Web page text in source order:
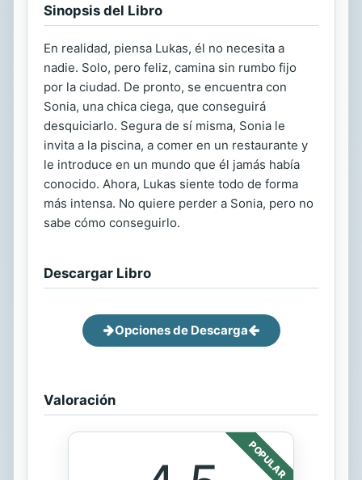
Sinopsis del Libro
En realidad, piensa Lukas, él no necesita a
nadie. Solo, pero feliz, camina sin rumbo fijo
por la ciudad. De pronto, se encuentra con
Sonia, una chica ciega, que conseguirá
desquiciarlo. Segura de sí misma, Sonia le
invita a la piscina, a comer en un restaurante y
le introduce en un mundo que él jamás había
conocido. Ahora, Lukas siente todo de forma
más intensa. No quiere perder a Sonia, pero no
sabe cómo conseguirlo.
Descargar Libro
Opciones de Descarga
Valoración
POPULAR